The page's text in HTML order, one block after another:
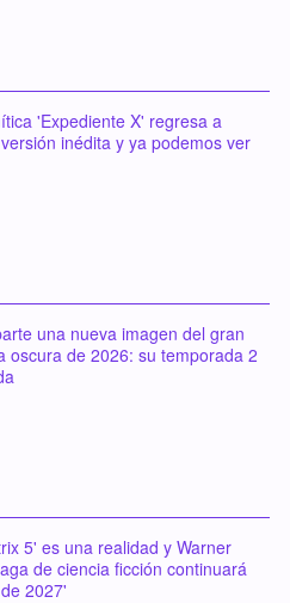
'Expediente X' regresa a
inédita y ya podemos ver
una nueva imagen del gran
oscura de 2026: su temporada 2
5' es una realidad y Warner
de ciencia ficción continuará
2027'